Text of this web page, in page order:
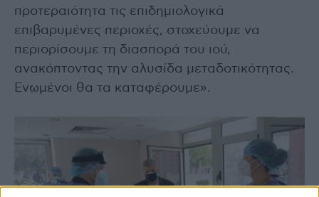
προτεραιότητα τις επιδημιολογικά
επιβαρυμένες περιοχές, στοχεύουμε να
περιορίσουμε τη διασπορά του ιού,
ανακόπτοντας την αλυσίδα μεταδοτικότητας.
Ενωμένοι θα τα καταφέρουμε».